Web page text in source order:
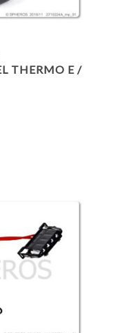
THERMO E /